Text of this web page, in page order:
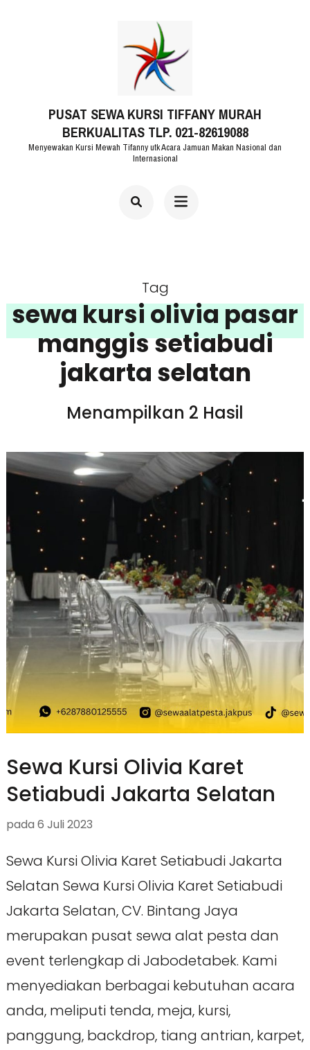
PUSAT SEWA KURSI TIFFANY MURAH
BERKUALITAS TLP. 021-82619088
Menyewakan Kursi Mewah Tifanny utk Acara Jamuan Makan Nasional dan
Internasional
Tag
sewa kursi olivia pasar
manggis setiabudi
jakarta selatan
Menampilkan 2 Hasil
Sewa Kursi Olivia Karet
Setiabudi Jakarta Selatan
pada 6 Juli 2023
Sewa Kursi Olivia Karet Setiabudi Jakarta
Selatan Sewa Kursi Olivia Karet Setiabudi
Jakarta Selatan, CV. Bintang Jaya
merupakan pusat sewa alat pesta dan
event terlengkap di Jabodetabek. Kami
menyediakan berbagai kebutuhan acara
anda, meliputi tenda, meja, kursi,
panggung, backdrop, tiang antrian, karpet,